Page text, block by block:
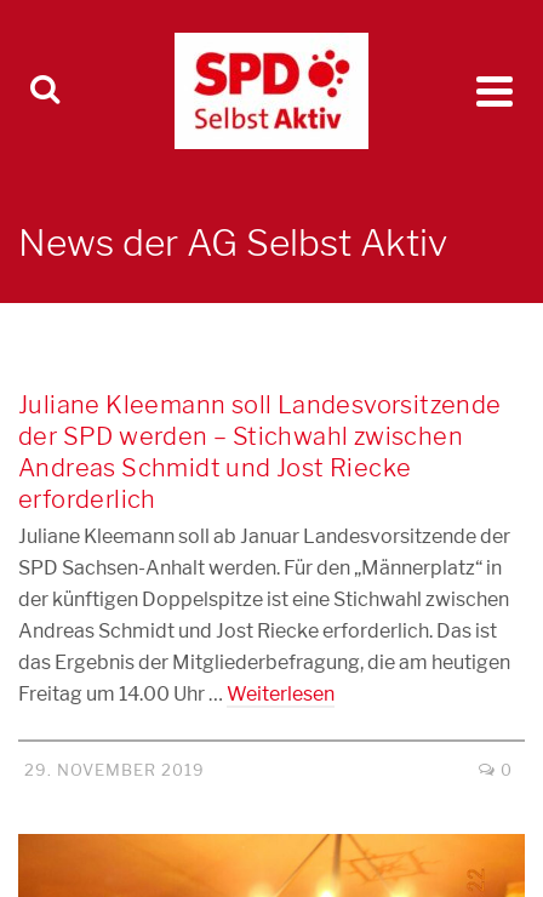
News der AG Selbst Aktiv
Juliane Kleemann soll Landesvorsitzende
der SPD werden – Stichwahl zwischen
Andreas Schmidt und Jost Riecke
erforderlich
Juliane Kleemann soll ab Januar Landesvorsitzende der
SPD Sachsen-Anhalt werden. Für den „Männerplatz“ in
der künftigen Doppelspitze ist eine Stichwahl zwischen
Andreas Schmidt und Jost Riecke erforderlich. Das ist
das Ergebnis der Mitgliederbefragung, die am heutigen
Freitag um 14.00 Uhr … Weiterlesen
29. NOVEMBER 2019 0